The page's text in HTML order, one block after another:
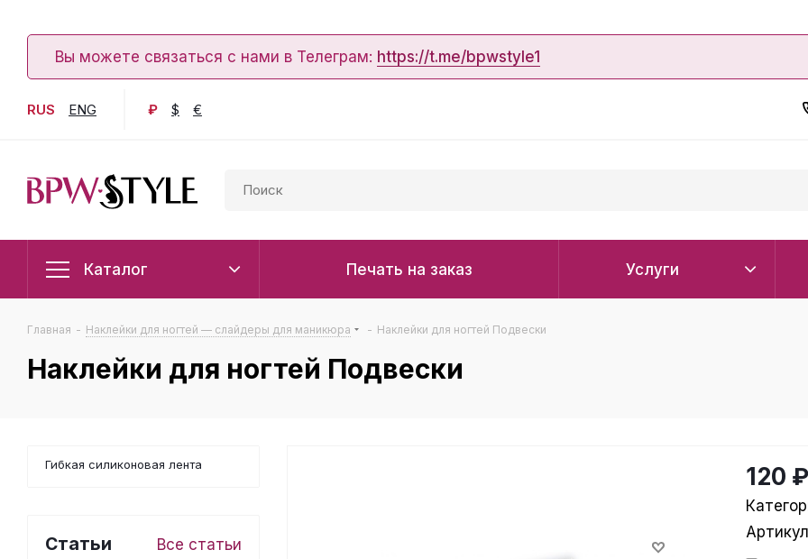
Вы можете связаться с нами в Телеграм: https://t.me/bpwstyle1
RUS ENG ₽ $ €
Каталог Печать на заказ Услуги
Главная - Наклейки для ногтей — слайдеры для маникюра - Наклейки для ногтей Подвески
Наклейки для ногтей Подвески
120 ₽
Гибкая силиконовая лента
Статьи Все статьи